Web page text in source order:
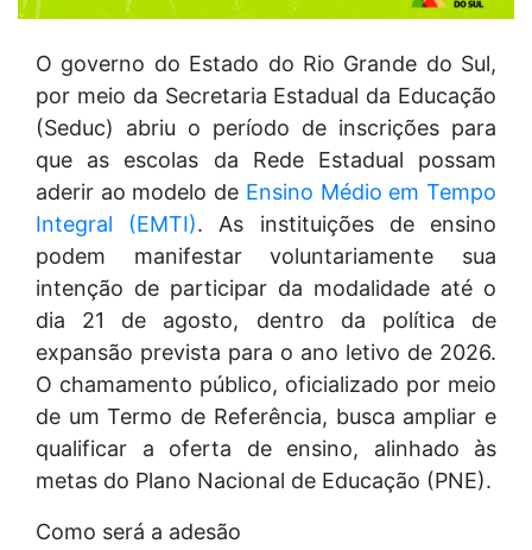
O governo do Estado do Rio Grande do Sul,
por meio da Secretaria Estadual da Educação
(Seduc) abriu o período de inscrições para
que as escolas da Rede Estadual possam
aderir ao modelo de Ensino Médio em Tempo
Integral (EMTI). As instituições de ensino
podem manifestar voluntariamente sua
intenção de participar da modalidade até o
dia 21 de agosto, dentro da política de
expansão prevista para o ano letivo de 2026.
O chamamento público, oficializado por meio
de um Termo de Referência, busca ampliar e
qualificar a oferta de ensino, alinhado às
metas do Plano Nacional de Educação (PNE).
Como será a adesão